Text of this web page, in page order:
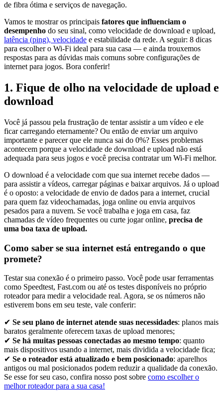
de fibra ótima e serviços de navegação.
Vamos te mostrar os principais fatores que influenciam o
desempenho do seu sinal, como velocidade de download e upload,
latência (ping), velocidade e estabilidade da rede. A seguir: 8 dicas
para escolher o Wi-Fi ideal para sua casa — e ainda trouxemos
respostas para as dúvidas mais comuns sobre configurações de
internet para jogos. Bora conferir!
1. Fique de olho na velocidade de upload e
download
Você já passou pela frustração de tentar assistir a um vídeo e ele
ficar carregando eternamente? Ou então de enviar um arquivo
importante e parecer que ele nunca sai do 0%? Esses problemas
acontecem porque a velocidade de download e upload não está
adequada para seus jogos e você precisa contratar um Wi-Fi melhor.
O download é a velocidade com que sua internet recebe dados —
para assistir a vídeos, carregar páginas e baixar arquivos. Já o upload
é o oposto: a velocidade de envio de dados para a internet, crucial
para quem faz videochamadas, joga online ou envia arquivos
pesados para a nuvem. Se você trabalha e joga em casa, faz
chamadas de vídeo frequentes ou curte jogar online, precisa de
uma boa taxa de upload.
Como saber se sua internet está entregando o que
promete?
Testar sua conexão é o primeiro passo. Você pode usar ferramentas
como Speedtest, Fast.com ou até os testes disponíveis no próprio
roteador para medir a velocidade real. Agora, se os números não
estiverem bons em seu teste, vale conferir:
✔ Se seu plano de internet atende suas necessidades: planos mais
baratos geralmente oferecem taxas de upload menores;
✔ Se há muitas pessoas conectadas ao mesmo tempo: quanto
mais dispositivos usando a internet, mais dividida a velocidade fica;
✔ Se o roteador está atualizado e bem posicionado: aparelhos
antigos ou mal posicionados podem reduzir a qualidade da conexão.
Se esse for seu caso, confira nosso post sobre como escolher o
melhor roteador para a sua casa!